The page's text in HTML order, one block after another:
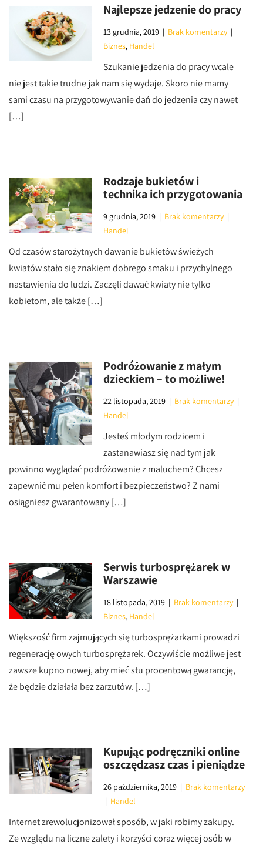
Najlepsze jedzenie do pracy
13 grudnia, 2019 | Brak komentarzy |
Biznes, Handel
Szukanie jedzenia do pracy wcale
nie jest takie trudne jak nam się wydaje. Skoro nie mamy
sami czasu na przygotowywanie dań do jedzenia czy nawet
[…]
Rodzaje bukietów i
technika ich przygotowania
9 grudnia, 2019 | Brak komentarzy |
Handel
Od czasów starożytnych dawanie bukietów świeżych
kwiatów stało się znakiem dobrego smaku i przychylnego
nastawienia do ludzi. Zaczęli dawać kwiaty nie tylko
kobietom, ale także […]
Podróżowanie z małym
dzieckiem – to możliwe!
22 listopada, 2019 | Brak komentarzy |
Handel
Jesteś młodym rodzicem i
zastanawiasz się nad tym jak
powinno wyglądać podróżowanie z maluchem? Chcesz
zapewnić mu pełen komfort i bezpieczeństwo? Z nami
osiągniesz gwarantowany […]
Serwis turbosprężarek w
Warszawie
18 listopada, 2019 | Brak komentarzy |
Biznes, Handel
Większość firm zajmujących się turbosprężarkami prowadzi
regenerację owych turbosprężarek. Oczywiście możliwe jest
zawsze kupno nowej, aby mieć stu procentową gwarancję,
że będzie działała bez zarzutów. […]
Kupując podręczniki online
oszczędzasz czas i pieniądze
26 października, 2019 | Brak komentarzy
| Handel
Internet zrewolucjonizował sposób, w jaki robimy zakupy.
Ze względu na liczne zalety i korzyści coraz więcej osób w